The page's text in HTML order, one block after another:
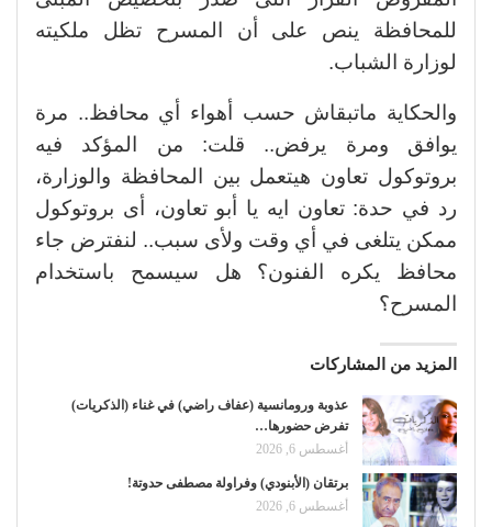
للمحافظة ينص على أن المسرح تظل ملكيته
لوزارة الشباب.
والحكاية ماتبقاش حسب أهواء أي محافظ.. مرة
يوافق ومرة يرفض.. قلت: من المؤكد فيه
بروتوكول تعاون هيتعمل بين المحافظة والوزارة،
رد في حدة: تعاون ايه يا أبو تعاون، أى بروتوكول
ممكن يتلغى في أي وقت ولأى سبب.. لنفترض جاء
محافظ يكره الفنون؟ هل سيسمح باستخدام
المسرح؟
المزيد من المشاركات
عذوبة ورومانسية (عفاف راضي) في غناء (الذكريات)
تفرض حضورها…
أغسطس 6, 2026
برتقان (الأبنودي) وفراولة مصطفى حدوتة!
أغسطس 6, 2026